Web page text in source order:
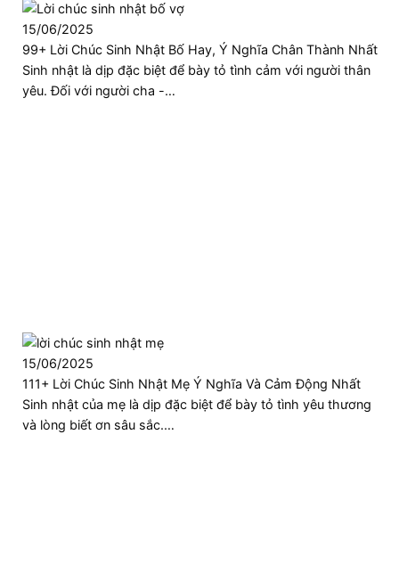
15/06/2025
99+ Lời Chúc Sinh Nhật Bố Hay, Ý Nghĩa Chân Thành Nhất
Sinh nhật là dịp đặc biệt để bày tỏ tình cảm với người thân
yêu. Đối với người cha -…
15/06/2025
111+ Lời Chúc Sinh Nhật Mẹ Ý Nghĩa Và Cảm Động Nhất
Sinh nhật của mẹ là dịp đặc biệt để bày tỏ tình yêu thương
và lòng biết ơn sâu sắc.…